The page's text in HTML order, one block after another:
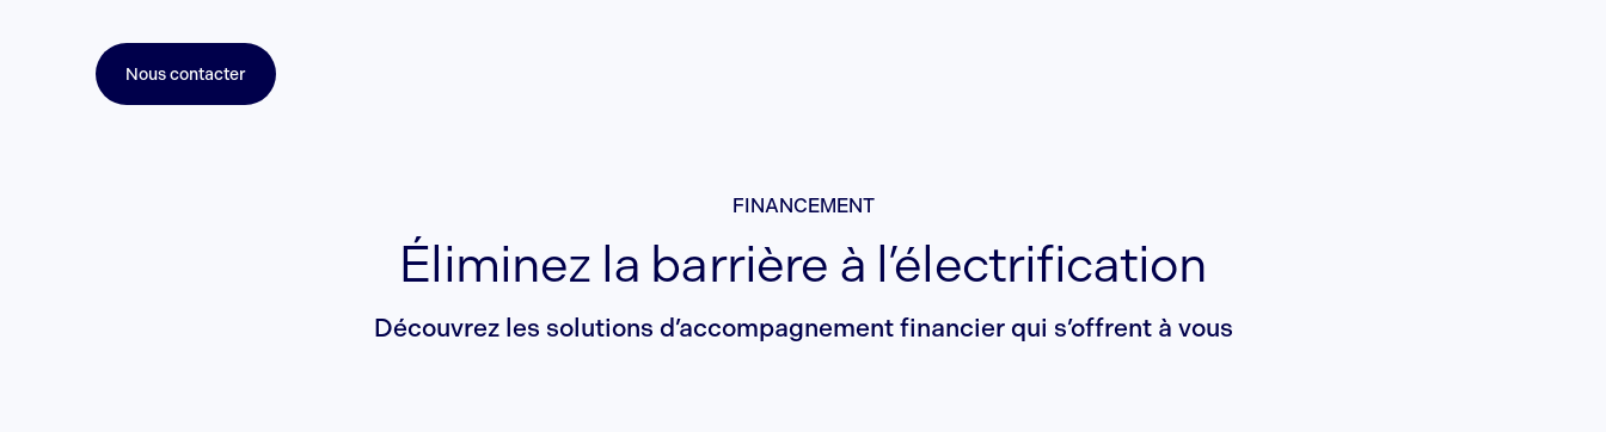
Nous contacter
FINANCEMENT
Éliminez la barrière à l’électrification
Découvrez les solutions d’accompagnement financier qui s’offrent à vous